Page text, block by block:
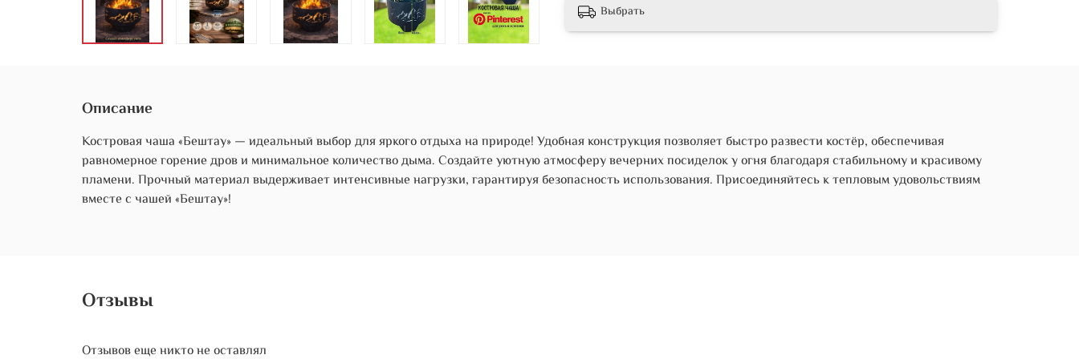
Выбрать
Описание
Костровая чаша «Бештау» — идеальный выбор для яркого отдыха на природе! Удобная конструкция позволяет быстро развести костёр, обеспечивая
равномерное горение дров и минимальное количество дыма. Создайте уютную атмосферу вечерних посиделок у огня благодаря стабильному и красивому
пламени. Прочный материал выдерживает интенсивные нагрузки, гарантируя безопасность использования. Присоединяйтесь к тепловым удовольствиям
вместе с чашей «Бештау»!
Отзывы
Отзывов еще никто не оставлял